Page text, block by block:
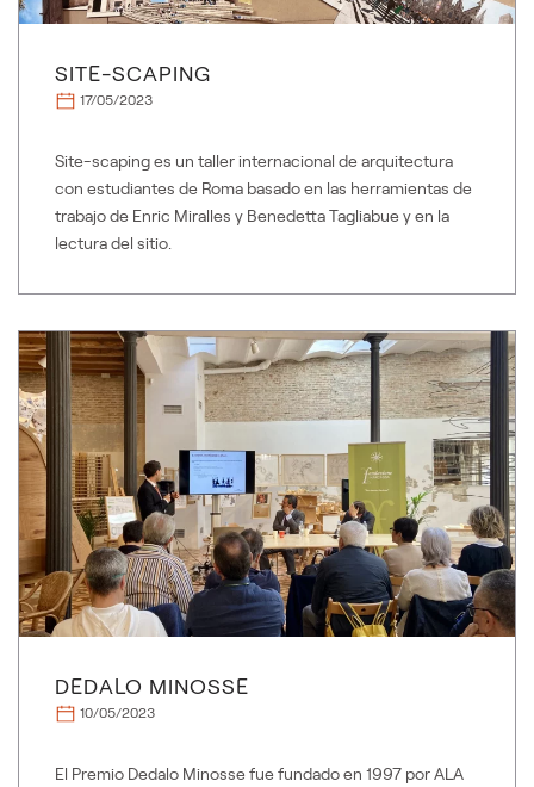
SITE-SCAPING
17/05/2023
Site-scaping es un taller internacional de arquitectura
con estudiantes de Roma basado en las herramientas de
trabajo de Enric Miralles y Benedetta Tagliabue y en la
lectura del sitio.
DEDALO MINOSSE
10/05/2023
El Premio Dedalo Minosse fue fundado en 1997 por ALA